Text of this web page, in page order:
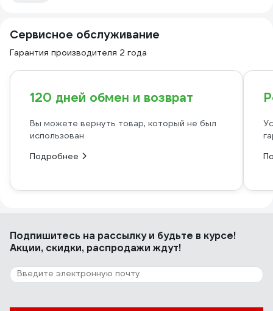
Сервисное обслуживание
Гарантия производителя 2 года
120 дней обмен и возврат
Вы можете вернуть товар, который не был
использован
Подробнее
Подпишитесь на рассылкуи будьте в курсе!
Акции, скидки, распродажи ждут!